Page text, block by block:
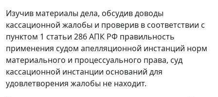
Изучив материалы дела, обсудив доводы
кассационной жалобы и проверив в соответствии с
пунктом 1 статьи 286АПК РФ правильность
применения судом апелляционной инстанций норм
материального и процессуального права, суд
кассационной инстанции оснований для
удовлетворения жалобы не находит.